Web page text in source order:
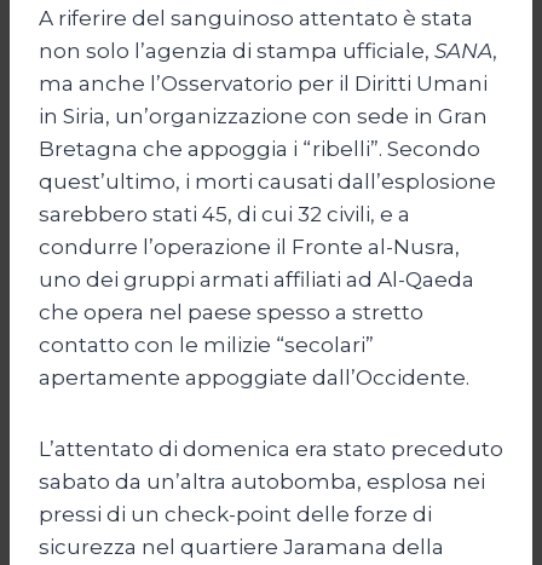
A riferire del sanguinoso attentato è stata
non solo l’agenzia di stampa ufficiale, SANA,
ma anche l’Osservatorio per il Diritti Umani
in Siria, un’organizzazione con sede in Gran
Bretagna che appoggia i “ribelli”. Secondo
quest’ultimo, i morti causati dall’esplosione
sarebbero stati 45, di cui 32 civili, e a
condurre l’operazione il Fronte al-Nusra,
uno dei gruppi armati affiliati ad Al-Qaeda
che opera nel paese spesso a stretto
contatto con le milizie “secolari”
apertamente appoggiate dall’Occidente.
L’attentato di domenica era stato preceduto
sabato da un’altra autobomba, esplosa nei
pressi di un check-point delle forze di
sicurezza nel quartiere Jaramana della